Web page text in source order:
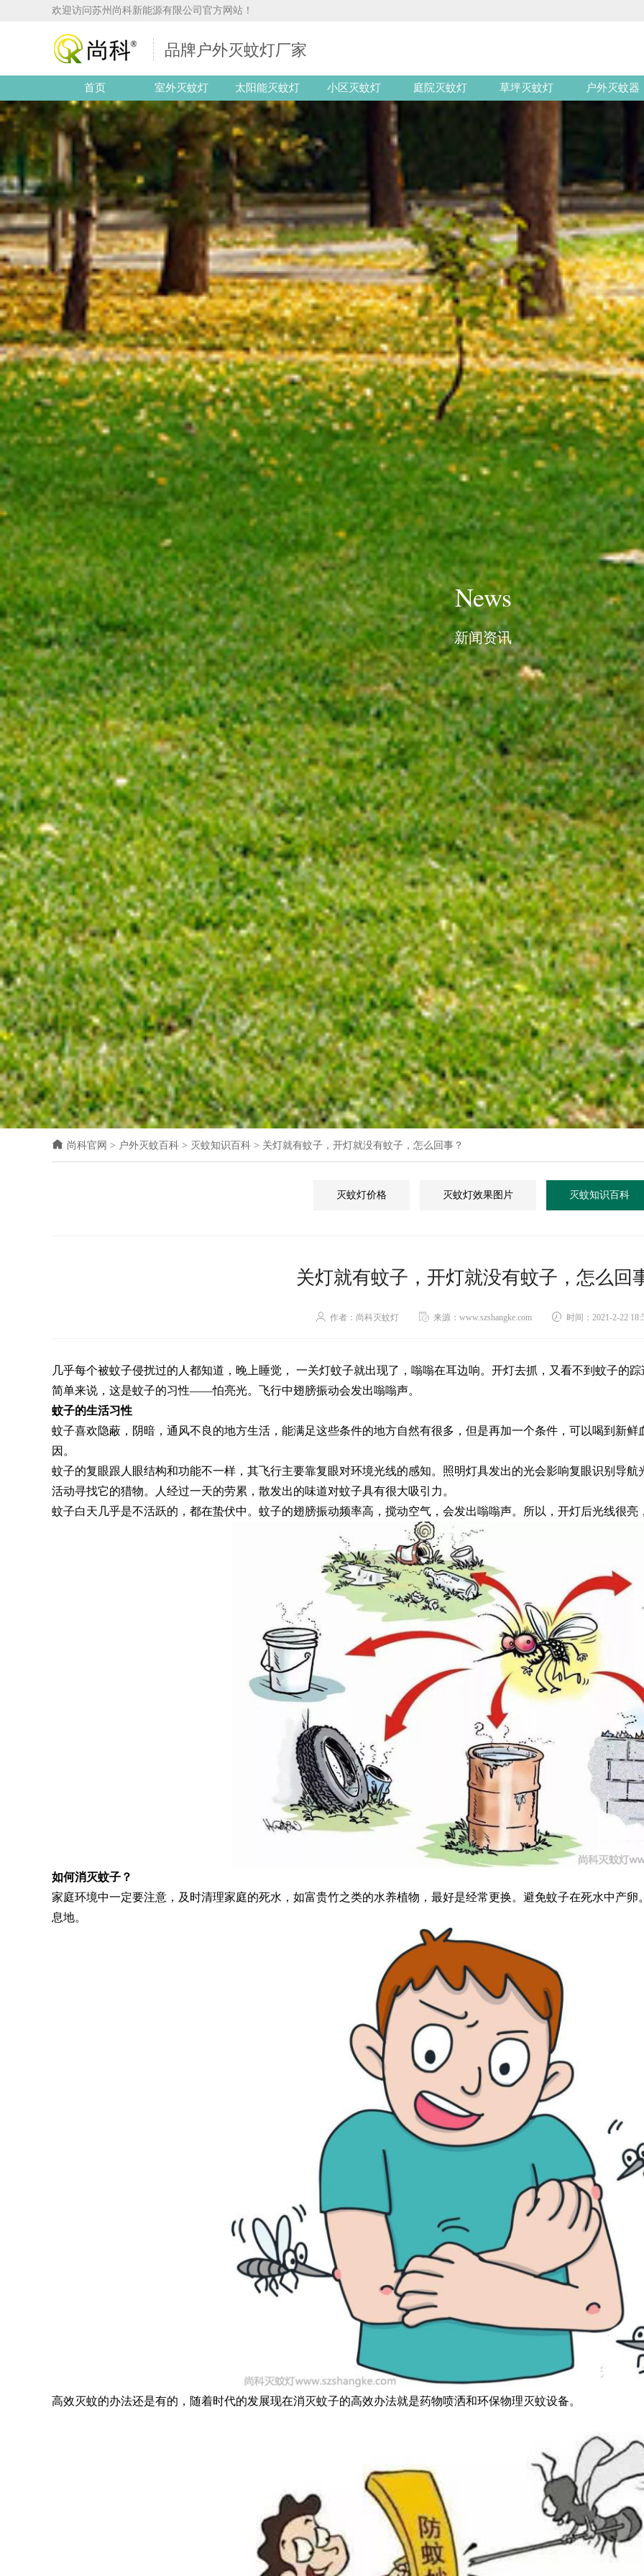
欢迎访问苏州尚科新能源有限公司官方网站！
品牌户外灭蚊灯厂家
首页 室外灭蚊灯 太阳能灭蚊灯 小区灭蚊灯 庭院灭蚊灯 草坪灭蚊灯 户外灭蚊器
News
新闻资讯
尚科官网 > 户外灭蚊百科 > 灭蚊知识百科 > 关灯就有蚊子，开灯就没有蚊子，怎么回事？
灭蚊灯价格 灭蚊灯效果图片 灭蚊知识百科
关灯就有蚊子，开灯就没有蚊子，怎么回
作者：尚科灭蚊灯 来源：www.szshangke.com 时间：2021-2-22
几乎每个被蚊子侵扰过的人都知道，晚上睡觉， 一关灯蚊子就出现了，嗡嗡在耳边响。开灯去抓，又看不到蚊子的
简单来说，这是蚊子的习性——怕亮光。飞行中翅膀振动会发出嗡嗡声。
蚊子的生活习性
蚊子喜欢隐蔽，阴暗，通风不良的地方生活，能满足这些条件的地方自然有很多，但是再加一个条件，可以喝到新
因。
蚊子的复眼跟人眼结构和功能不一样，其飞行主要靠复眼对环境光线的感知。照明灯具发出的光会影响复眼识别导
活动寻找它的猎物。人经过一天的劳累，散发出的味道对蚊子具有很大吸引力。
蚊子白天几乎是不活跃的，都在蛰伏中。蚊子的翅膀振动频率高，搅动空气，会发出嗡嗡声。所以，开灯后光线很
如何消灭蚊子？
家庭环境中一定要注意，及时清理家庭的死水，如富贵竹之类的水养植物，最好是经常更换。避免蚊子在死水中产
息地。
高效灭蚊的办法还是有的，随着时代的发展现在消灭蚊子的高效办法就是药物喷洒和环保物理灭蚊设备。